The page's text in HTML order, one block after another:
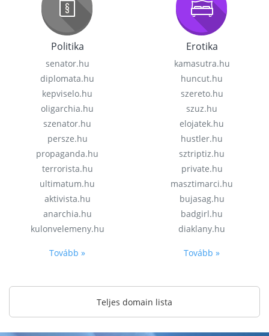
Politika
senator.hu
diplomata.hu
kepviselo.hu
oligarchia.hu
szenator.hu
persze.hu
propaganda.hu
terrorista.hu
ultimatum.hu
aktivista.hu
anarchia.hu
kulonvelemeny.hu
Tovább »
Erotika
kamasutra.hu
huncut.hu
szereto.hu
szuz.hu
elojatek.hu
hustler.hu
sztriptiz.hu
private.hu
masztimarci.hu
bujasag.hu
badgirl.hu
diaklany.hu
Tovább »
Teljes domain lista